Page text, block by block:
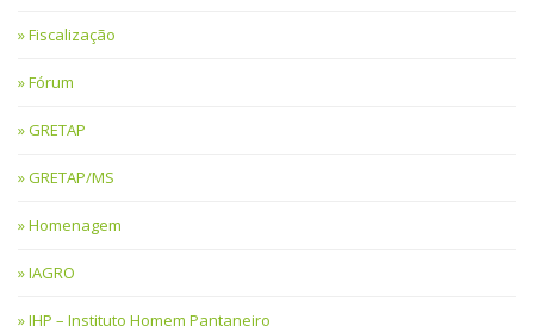
Fiscalização
Fórum
GRETAP
GRETAP/MS
Homenagem
IAGRO
IHP – Instituto Homem Pantaneiro